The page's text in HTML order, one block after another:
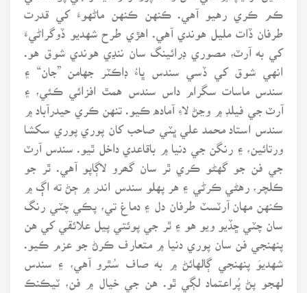
ڪم ڪري رهيو آهي. ڪنهن ڪنهن ماڻهوءَ کي قدرت
طرفان ڏات مليل هوندي آهي. اهڙي طرح شهديو ڏوگراڻيءَ
کي به آرٽ، مصوري ڊرائينگ سان ننڍي هوندي شوق هو.
انهي شوق کي ڏسي سندس ڀاءُ ڊاڪٽر جهامن ”جان“ ۽
سندس ماسات سگرام داس سندس همٿ افزائي ڪئي، ۽
آرٽ جي فيلڊ ۾ وڃڻ لاءِ آماده ڪيو. تنهن ڪري حيدرآباد ۾
سندس استاد محمد علي ڀٽي صاحب کان پوري پوري سکشا
ورتائين، ۽ رنگن جي دنيا ۾ باقاعدي داخل ٿيو. سندس آرٽ
جي فن جو گهڻو ڪري ٿر سان گھرو لاڳاپو آهي. ٿر جو
ڪلچر، رهڻي ڪرڻي ۽ هر پهلو سندس اندر ۾ ڄڻ ته اڳ ۾
ڪنهن مهان آرٽسٽ طرفان دل ۽ دماغ تي، پڪي چٽي رنگ
سان چٽي ڇڏيو ويو هو ۽ ٿر جي پوئتي پيل علائقي کي هن
پنهنجي فن سان پوري دنيا ۾ متعارف ڪرڻ جو عزم ڪيو.
شهديوَ پنهنجي ڳالهائڻ ۾ به صاف سُٿرو آهي، ۽ سندس
لهجو پڻ پُراعتماد لڳي ٿو. هن جي خيال ۾ فن، ٽيڪنڪ